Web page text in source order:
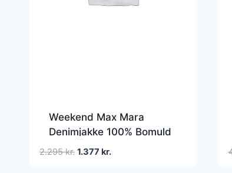
Weekend Max Mara
Denimjakke 100% Bomuld
2.295kr. Den
1.377 kr.Den